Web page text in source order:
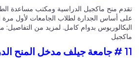
منح ماكجيل الدراسية ومكتب مساعدة الطلاب
أساس الجدارة لطلاب الجامعات لأول مرة
بدوام كامل. لمزيد من التفاصيل:منح